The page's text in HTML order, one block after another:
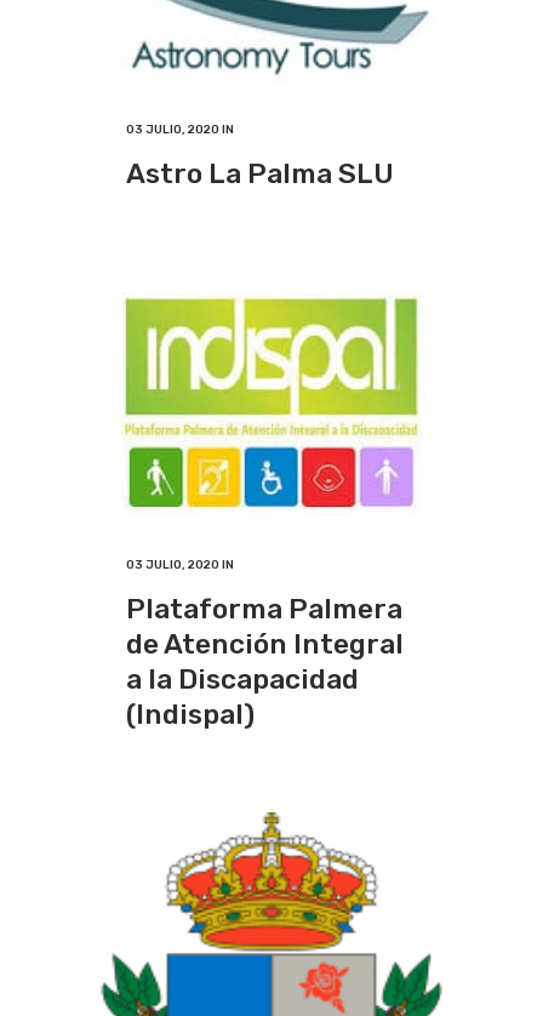
03 JULIO, 2020 IN
Astro La Palma SLU
03 JULIO, 2020 IN
Plataforma Palmera
de Atención Integral
a la Discapacidad
(Indispal)